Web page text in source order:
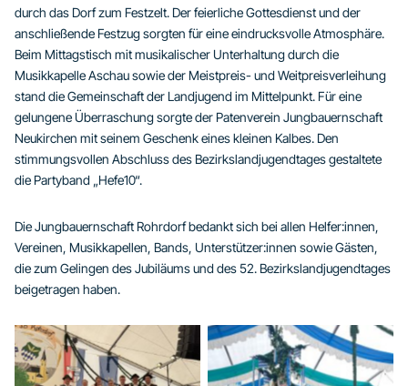
durch das Dorf zum Festzelt. Der feierliche Gottesdienst und der
anschließende Festzug sorgten für eine eindrucksvolle Atmosphäre.
Beim Mittagstisch mit musikalischer Unterhaltung durch die
Musikkapelle Aschau sowie der Meistpreis- und Weitpreisverleihung
stand die Gemeinschaft der Landjugend im Mittelpunkt. Für eine
gelungene Überraschung sorgte der Patenverein Jungbauernschaft
Neukirchen mit seinem Geschenk eines kleinen Kalbes. Den
stimmungsvollen Abschluss des Bezirkslandjugendtages gestaltete
die Partyband „Hefe10“.
Die Jungbauernschaft Rohrdorf bedankt sich bei allen Helfer:innen,
Vereinen, Musikkapellen, Bands, Unterstützer:innen sowie Gästen,
die zum Gelingen des Jubiläums und des 52. Bezirkslandjugendtages
beigetragen haben.